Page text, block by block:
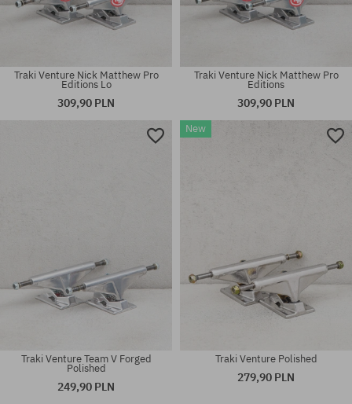
Traki Venture Nick Matthew Pro
Editions Lo
309,90 PLN
Traki Venture Nick Matthew Pro
Editions
309,90 PLN
Traki Venture Team V Forged
Polished
249,90 PLN
New
Traki Venture Polished
279,90 PLN